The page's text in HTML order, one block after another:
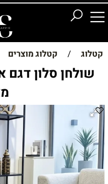
קטלוג / קטלוג מוצרים
שולחן סלון דגם